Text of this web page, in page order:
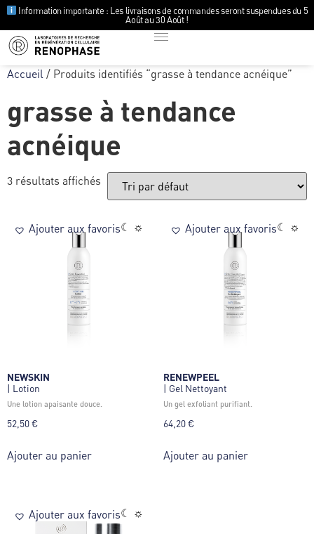
Information importante : Les livraisons de commandes seront suspendues du 5
Août au 30 Août !
Accueil / Produits identifiés “grasse à tendance acnéique”
grasse à tendance
acnéique
3 résultats affichés
Ajouter aux favoris☾ ☼
NEWSKIN
| Lotion
une lotion apaisante douce.
52,50€
Ajouter au panier
Ajouter aux favoris☾ ☼
RENEWPEEL
| Gel Nettoyant
un gel exfoliant purifiant.
64,20€
Ajouter au panier
Ajouter aux favoris☾ ☼